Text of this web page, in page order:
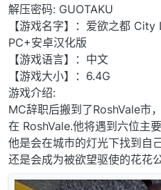
解压密码: GUOTAKU
【游戏名字】：爱欲之都
PC+安卓汉化版
【游戏语言】：中文
【游戏大小】：6.4G
游戏介绍:
MC辞职后搬到了RoshVale市
在 RoshVale.他将遇到六位主要
他是会在城市的灯光下找到自
还是会成为被欲望驱使的花花